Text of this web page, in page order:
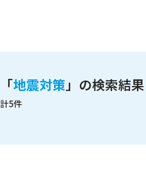
「地震対策」の検索結果
計5件